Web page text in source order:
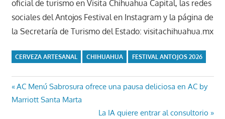
oficial de turismo en Visita Chihuahua Capital, las redes
sociales del Antojos Festival en Instagram y la página de
la Secretaría de Turismo del Estado: visitachihuahua.mx
CERVEZA ARTESANAL CHIHUAHUA FESTIVAL ANTOJOS 2026
Navegación
Entrada
anterior:
AC Menú Sabrosura ofrece una pausa deliciosa en AC by
Marriott Santa Marta
Entrada
La IA quiere entrar al consultorio